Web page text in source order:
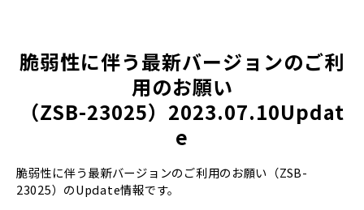
脆弱性に伴う最新バージョンのご利
用のお願い
（ZSB-23025）2023.07.10Updat
e
脆弱性に伴う最新バージョンのご利用のお願い（ZSB-
23025）のUpdate情報です。